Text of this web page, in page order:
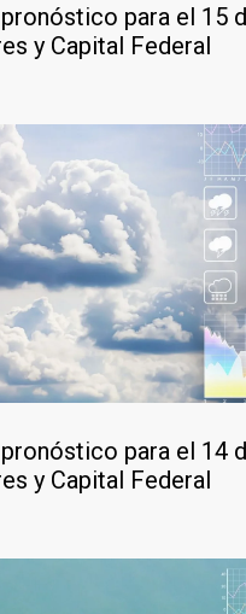
para el 15
y Capital Federal
para el 14
y Capital Federal